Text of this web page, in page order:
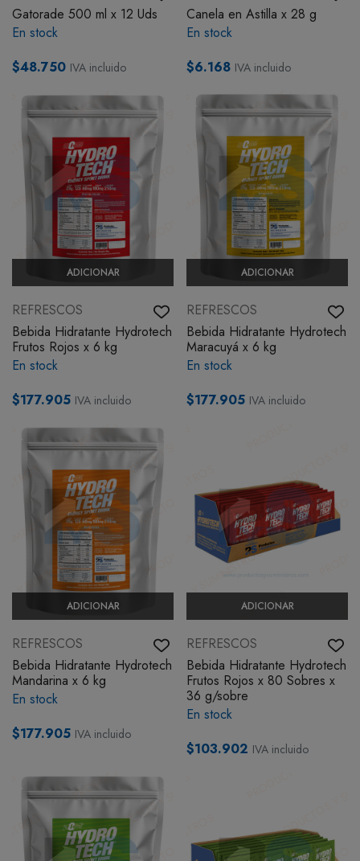
BOTIQUÍN
MI CUENTA
Gatorade 500 ml x 12 Uds
En stock
$48.750 IVA incluido
Canela en Astilla x 28 g
En stock
$6.168 IVA incluido
ADICIONAR
REFRESCOS
Bebida Hidratante Hydrotech
Frutos Rojos x 6 kg
En stock
$177.905 IVA incluido
ADICIONAR
REFRESCOS
Bebida Hidratante Hydrotech
Maracuyá x 6 kg
En stock
$177.905 IVA incluido
ADICIONAR
REFRESCOS
Bebida Hidratante Hydrotech
Mandarina x 6 kg
En stock
$177.905 IVA incluido
ADICIONAR
REFRESCOS
Bebida Hidratante Hydrotech
Frutos Rojos x 80 Sobres x
36 g/sobre
En stock
$103.902 IVA incluido